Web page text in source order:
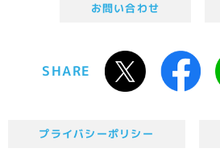
お問い合わせ
SHARE
プライバシーポリシー